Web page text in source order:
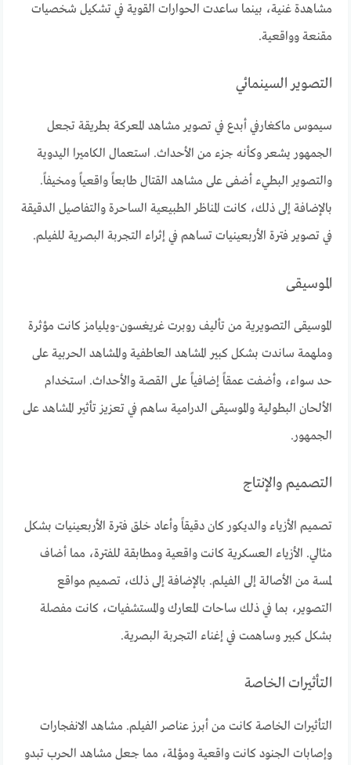
مشاهدة غنية، بينما ساعدت الحوارات القوية في تشكيل شخصيات
مقنعة وواقعية.
التصوير السينمائي
سيموس ماكغارفي أبدع في تصوير مشاهد المعركة بطريقة تجعل
الجمهور يشعر وكأنه جزء من الأحداث. استعمال الكاميرا اليدوية
والتصوير البطيء أضفى على مشاهد القتال طابعاً واقعياً ومخيفاً.
بالإضافة إلى ذلك، كانت المناظر الطبيعية الساحرة والتفاصيل الدقيقة
في تصوير فترة الأربعينيات تساهم في إثراء التجربة البصرية للفيلم.
الموسيقى
الموسيقى التصويرية من تأليف روبرت غريغسون-ويليامز كانت مؤثرة
وملهمة ساندت بشكل كبير المشاهد العاطفية والمشاهد الحربية على
حد سواء، وأضفت عمقاً إضافياً على القصة والأحداث. استخدام
الألحان البطولية والموسيقى الدرامية ساهم في تعزيز تأثير المشاهد على
الجمهور.
التصميم والإنتاج
تصميم الأزياء والديكور كان دقيقاً وأعاد خلق فترة الأربعينيات بشكل
مثالي. الأزياء العسكرية كانت واقعية ومطابقة للفترة، مما أضاف
لمسة من الأصالة إلى الفيلم. بالإضافة إلى ذلك، تصميم مواقع
التصوير، بما في ذلك ساحات المعارك والمستشفيات، كانت مفصلة
بشكل كبير وساهمت في إغناء التجربة البصرية.
التأثيرات الخاصة
التأثيرات الخاصة كانت من أبرز عناصر الفيلم. مشاهد الانفجارات
وإصابات الجنود كانت واقعية ومؤلمة، مما جعل مشاهد الحرب تبدو